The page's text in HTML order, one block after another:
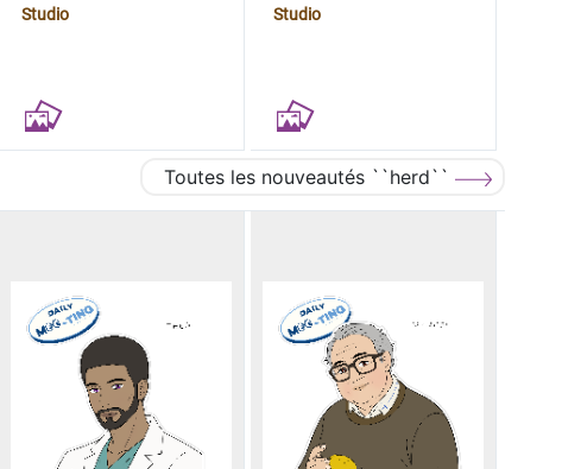
Studio
Studio
Toutes les nouveautés ``herd``